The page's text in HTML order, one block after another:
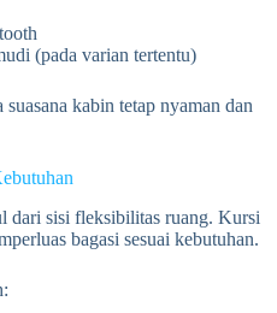
(pada varian tertentu)
kabin tetap nyaman dan
dari sisi fleksibilitas ruang. Kursi
bagasi sesuai kebutuhan.